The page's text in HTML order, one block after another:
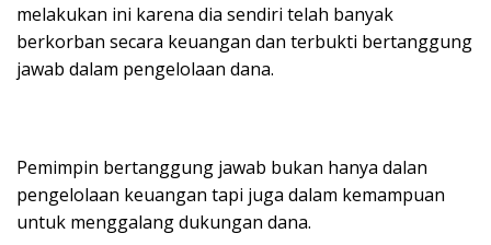
melakukan ini karena dia sendiri telah banyak
berkorban secara keuangan dan terbukti bertanggung
jawab dalam pengelolaan dana.
Pemimpin bertanggung jawab bukan hanya dalan
pengelolaan keuangan tapi juga dalam kemampuan
untuk menggalang dukungan dana.